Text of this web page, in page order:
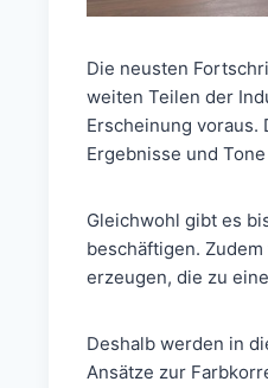
Die neusten
weiten Teilen der
Erscheinung
Ergebnisse und
Gleichwohl gibt es
beschäftigen.
erzeugen, die zu
Deshalb werden in
Ansätze zur